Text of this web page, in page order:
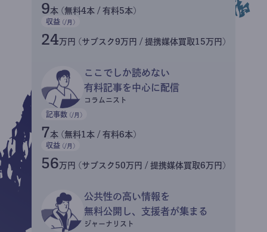
9本 (無料4本 / 有料5本)
収益 (/月)
24万円 (サブスク9万円 / 提携媒体買取15万円)
ここでしか読めない
有料記事を中心に配信
コラムニスト
記事数 (/月)
7本 (無料1本 / 有料6本)
収益 (/月)
56万円 (サブスク50万円 / 提携媒体買取6万円)
公共性の高い情報を
無料公開し、支援者が集まる
ジャーナリスト